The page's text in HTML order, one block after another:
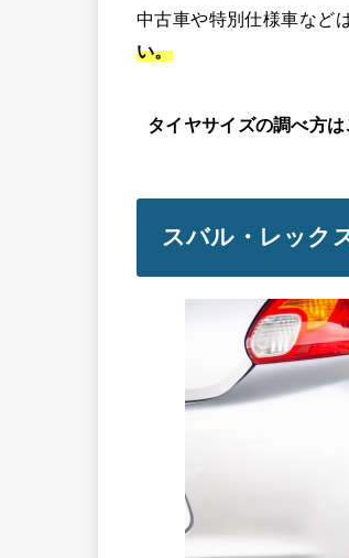
中古車や特別仕様車など
い。
タイヤサイズの調べ方は
スバル・レック